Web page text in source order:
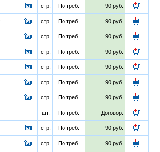
стр. По треб. 90 руб.
стр. По треб. 90 руб.
стр. По треб. 90 руб.
стр. По треб. 90 руб.
стр. По треб. 90 руб.
стр. По треб. 90 руб.
стр. По треб. 90 руб.
шт. По треб. Договор.
стр. По треб. 90 руб.
стр. По треб. 90 руб.